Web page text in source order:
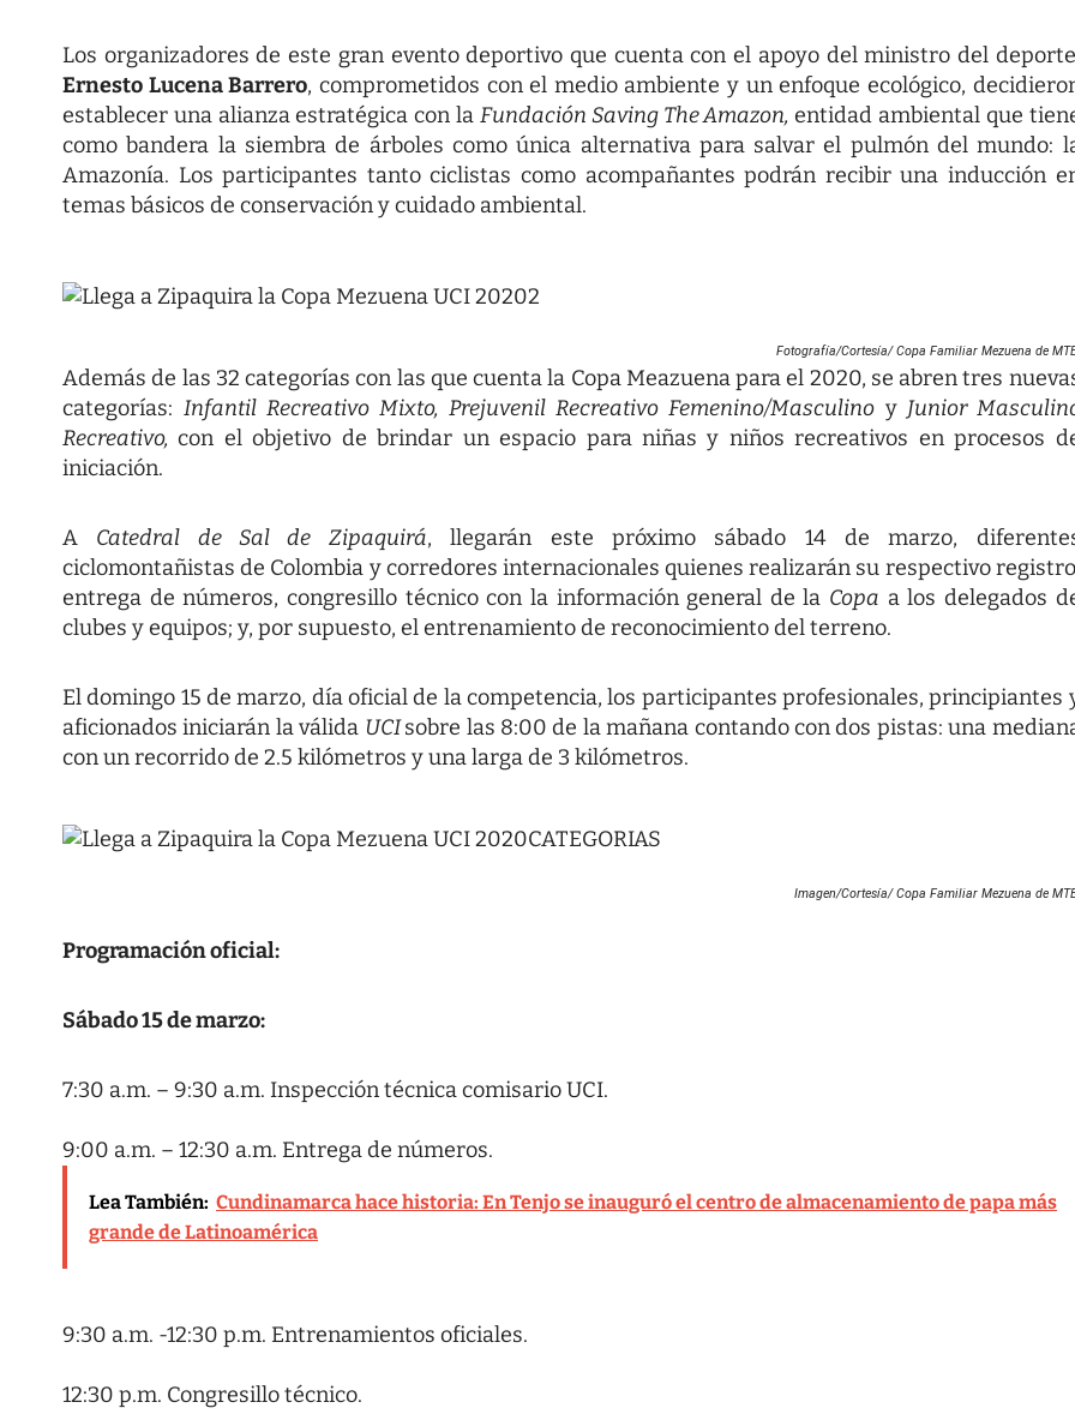
Los organizadores de este gran evento deportivo que cuenta con el apoyo del ministro del
Ernesto Lucena Barrero, comprometidos con el medio ambiente y un enfoque ecológico,
establecer una alianza estratégica con la Fundación Saving The Amazon,entidad ambiental que
como bandera la siembra de árboles como única alternativa para salvar el pulmón del mundo:
Amazonía. Los participantes tanto ciclistas como acompañantes podrán recibir una inducción
temas básicos de conservación y cuidado ambiental.
Fotografía/Cortesía/ Copa Familiar Mezuena de
Además de las 32 categorías con las que cuenta la Copa Meazuena para el 2020, se abren tres
categorías:Infantil Recreativo Mixto, Prejuvenil Recreativo Femenino/Masculino yJunior
Recreativo,con el objetivo de brindar un espacio para niñas y niños recreativos en procesos
iniciación.
A Catedral de Sal de Zipaquirá, llegarán este próximo sábado 14 de marzo,
ciclomontañistas de Colombia y corredores internacionales quienes realizarán su respectivo
entrega de números, congresillo técnico con la información general de la Copa a los delegados
clubes y equipos; y, por supuesto, el entrenamiento de reconocimiento del terreno.
El domingo 15 de marzo, día oficial de la competencia, los participantes profesionales, principiantes
aficionados iniciarán la válida UCIsobre las 8:00 de la mañana contando con dos pistas: una
con un recorrido de 2.5 kilómetros y una larga de 3 kilómetros.
Imagen/Cortesía/ Copa Familiar Mezuena de
Programación oficial:
Sábado 15 de marzo:
7:30 a.m. – 9:30 a.m. Inspección técnica comisario UCI.
9:00 a.m. – 12:30 a.m. Entrega de números.
Lea También: Cundinamarca hace historia: En Tenjo se inauguró el centro de almacenamiento de papa más
grande de Latinoamérica
9:30 a.m. -12:30 p.m. Entrenamientos oficiales.
12:30 p.m. Congresillo técnico.